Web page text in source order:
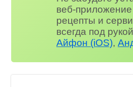
веб-
рецепты и
всегда под
Айфон (iOS),